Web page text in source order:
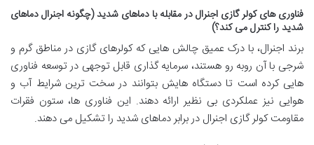
فناوری های کولر گازی اجنرال در مقابله با دماهای شدید (چگونه اجنرال دماهای
شدید را کنترل می کند؟)
برند اجنرال، با درک عمیق چالش هایی که کولرهای گازی در مناطق گرم و
شرجی با آن روبه رو هستند، سرمایه گذاری قابل توجهی در توسعه فناوری
هایی کرده است تا دستگاه هایش بتوانند در سخت ترین شرایط آب و
هوایی نیز عملکردی بی نظیر ارائه دهند. این فناوری ها، ستون فقرات
مقاومت کولر گازی اجنرال در برابر دماهای شدید را تشکیل می دهند.